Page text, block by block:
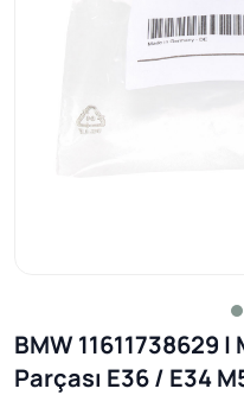
BMW 11611738629
Parçası E36 / E34